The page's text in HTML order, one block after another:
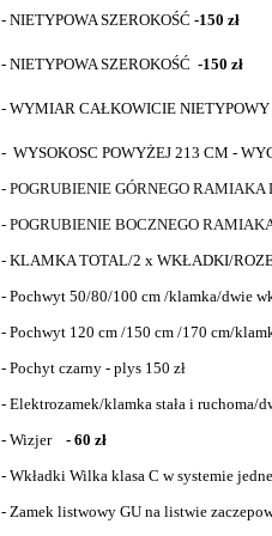
- NIETYPOWA SZEROKOŚĆ -150 zł
- NIETYPOWA SZEROKOŚĆ -150 zł
- WYMIAR CAŁKOWICIE
- WYSOKOSC POWYŻEJ 213 CM -
- POGRUBIENIE GÓRNEGO RAMIAKA
- POGRUBIENIE BOCZNEGO
- KLAMKA TOTAL/2 x WKŁADKI/
- Pochwyt 50/80/100 cm /klamka/dwie
- Pochwyt 120 cm /150 cm /170 cm/
- Pochyt czarny - plys 150 zł
- Elektrozamek/klamka stała i ruchoma/
- Wizjer
- 60 zł
- Wkładki Wilka klasa C w systemie
- Zamek listwowy GU na listwie